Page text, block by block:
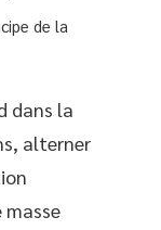
de la
dans la
alterner